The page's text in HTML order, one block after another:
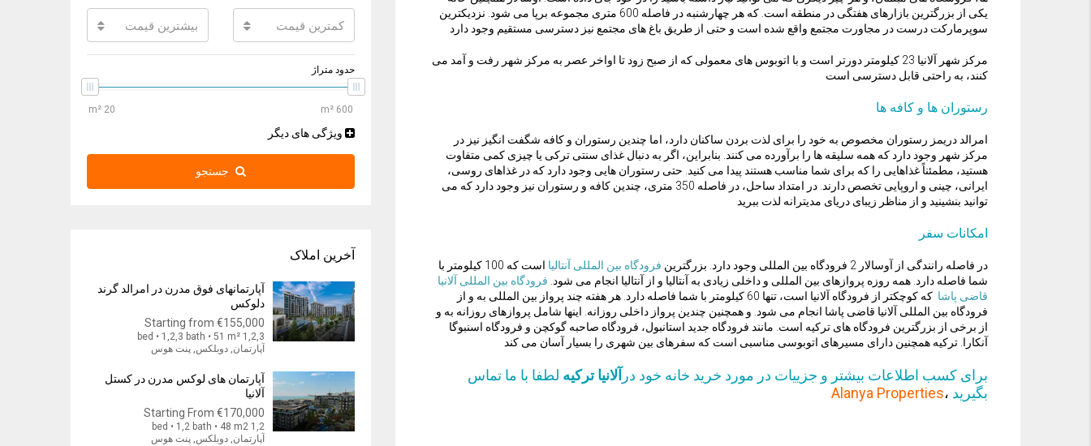
یکی از بزرگترین بازارهای هفتگی در منطقه است. که هر چهارشنبه در فاصله 600 متری مجموعه برپا می شود. نزدیکترین
سوپرمارکت درست در مجاورت مجتمع واقع شده است و حتی از طریق باغ های مجتمع نیز دسترسی مستقیم وجود دارد
مرکز شهر آلانیا 23 کیلومتر دورتر است و با اتوبوس های معمولی که از صبح زود تا اواخر عصر به مرکز شهر رفت و آمد می
کنند، به راحتی قابل دسترسی است
رستوران ها و کافه ها
امرالد دریمز رستوران مخصوص به خود را برای لذت بردن ساکنان دارد، اما چندین رستوران و کافه شگفت انگیز نیز در
مرکز شهر وجود دارد که همه سلیقه ها را برآورده می کنند. بنابراین، اگر به دنبال غذای سنتی ترکی یا چیزی کمی متفاوت
هستید، مطمئناً غذاهایی را که برای شما مناسب هستند پیدا می کنید. حتی رستوران هایی وجود دارد که در غذاهای روسی،
ایرانی، چینی و اروپایی تخصص دارند. در امتداد ساحل، در فاصله 350 متری، چندین کافه و رستوران نیز وجود دارد که می
توانید بنشینید و از مناظر زیبای دریای مدیترانه لذت ببرید
امکانات سفر
در فاصله رانندگی از آوسالار 2 فرودگاه بین المللی وجود دارد. بزرگترین فرودگاه بین المللی آنتالیا
است که 100 کیلومتر با
شما فاصله دارد. همه روزه پروازهای بین المللی و داخلی زیادی به آنتالیا و از آنتالیا انجام می شود. فرودگاه بین المللی آلانیا
قاضی پاشا
که کوچکتر از فرودگاه آلانیا است، تنها 60 کیلومتر با شما فاصله دارد. هر هفته چند پرواز بین المللی به و از
فرودگاه بین المللی آلانیا قاضی پاشا انجام می شود. و همچنین چندین پرواز داخلی روزانه. اینها شامل پروازهای روزانه به و
از برخی از بزرگترین فرودگاه های ترکیه است. مانند فرودگاه جدید استانبول، فرودگاه صاحبه گوکچن و فرودگاه اسنبوگا
آنکارا. ترکیه همچنین دارای مسیرهای اتوبوسی مناسبی است که سفرهای بین شهری را بسیار آسان می کند
برای کسب اطلاعات بیشتر و جزییات در مورد خرید خانه خود در آلانیا ترکیه لطفا با ما تماس
بگیرید ،Alanya Properties
کمترین قیمت بیشترین قیمت
حدود متراژ
ویژگی های دیگر
جستجو
آخرین املاک
آپارتمانهای فوق مدرن در امرالد گرند
دلوکس
Starting from €155,000
1,2,3 bed • 1,2,3 bath • 51 m²
آپارتمان, دوبلکس, پنت هوس
آپارتمان های لوکس مدرن در کستل
آلانیا
Starting From €170,000
1,2 bed • 1,2 bath • 48 m2
آپارتمان, دوبلکس, پنت هوس